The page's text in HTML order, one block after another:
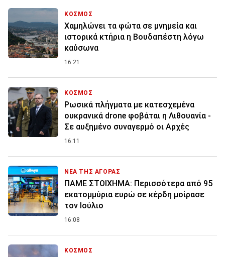
ΚΟΣΜΟΣ
Χαμηλώνει τα φώτα σε μνημεία και
ιστορικά κτήρια η Βουδαπέστη λόγω
καύσωνα
16:21
ΚΟΣΜΟΣ
Ρωσικά πλήγματα με κατεσχεμένα
ουκρανικά drone φοβάται η Λιθουανία -
Σε αυξημένο συναγερμό οι Αρχές
16:11
ΝΕΑ ΤΗΣ ΑΓΟΡΑΣ
ΠΑΜΕ ΣΤΟΙΧΗΜΑ: Περισσότερα από 95
εκατομμύρια ευρώ σε κέρδη μοίρασε
τον Ιούλιο
16:08
ΚΟΣΜΟΣ